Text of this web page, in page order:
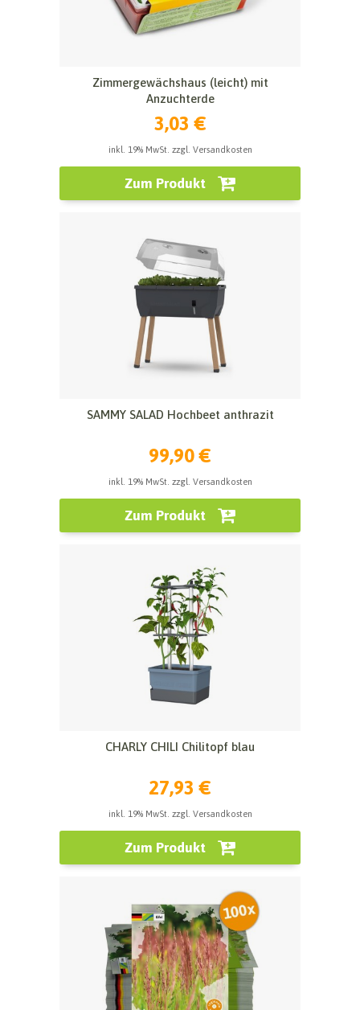
Zimmergewächshaus (leicht) mit
Anzuchterde
3,03 €
inkl. 19% MwSt. zzgl. Versandkosten
Zum Produkt
SAMMY SALAD Hochbeet anthrazit
99,90 €
inkl. 19% MwSt. zzgl. Versandkosten
Zum Produkt
CHARLY CHILI Chilitopf blau
27,93 €
inkl. 19% MwSt. zzgl. Versandkosten
Zum Produkt